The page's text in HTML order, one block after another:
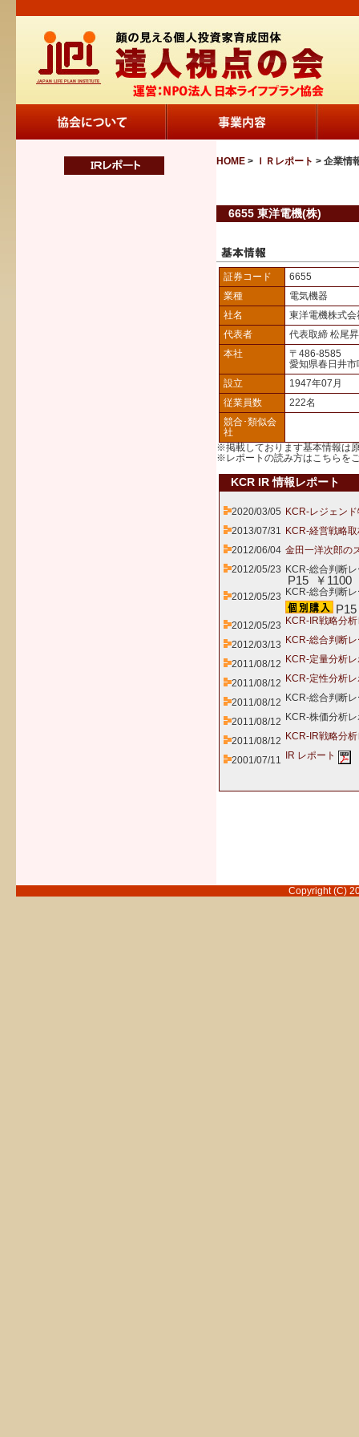
HOME > ＩＲレポート > 企業情
6655 東洋電機(株)
証券コード
6655
業種
電気機器
社名
東洋電機株式
代表者
代表取締 松尾
本社
〒486-8585
愛知県春日井
設立
1947年07月
従業員数
222名
競合･類似会
社
※掲載しております基本情報は
※レポートの読み方はこちら を
KCR IR 情報レポート
2020/03/05 KCR-レジェン
2013/07/31 KCR-経営戦略
2012/06/04 金田一洋次郎の
2012/05/23 KCR-総合判断
P15 ￥1100
2012/05/23 KCR-総合判断
2012/05/23 KCR-IR戦略分
2012/03/13 KCR-総合判断
2011/08/12 KCR-定量分析
2011/08/12 KCR-定性分析
2011/08/12 KCR-総合判断
2011/08/12 KCR-株価分析
2011/08/12 KCR-IR戦略分
2001/07/11 IR レポート
Copyright (C)